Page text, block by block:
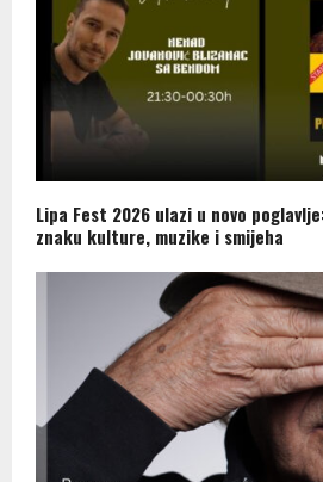
Lipa Fest 2026 ulazi u novo
znaku kulture, muzike i smijeha